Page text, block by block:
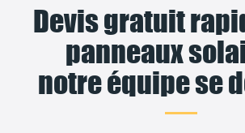
Devis gratuit
panneaux
notre équipe se